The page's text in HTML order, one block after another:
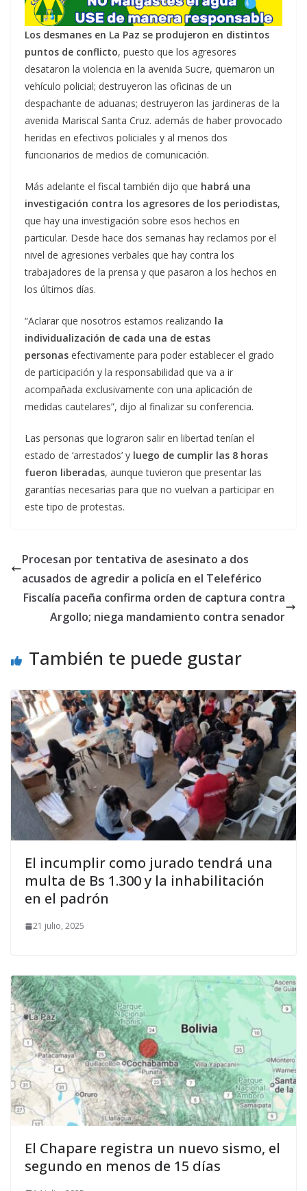
Los desmanes en La Paz se produjeron en distintos
puntos de conflicto, puesto que los agresores
desataron la violencia en la avenida Sucre, quemaron un
vehículo policial; destruyeron las oficinas de un
despachante de aduanas; destruyeron las jardineras de la
avenida Mariscal Santa Cruz. además de haber provocado
heridas en efectivos policiales y al menos dos
funcionarios de medios de comunicación.
Más adelante el fiscal también dijo que habrá una
investigación contra los agresores de los periodistas,
que hay una investigación sobre esos hechos en
particular. Desde hace dos semanas hay reclamos por el
nivel de agresiones verbales que hay contra los
trabajadores de la prensa y que pasaron a los hechos en
los últimos días.
“Aclarar que nosotros estamos realizando la
individualización de cada una de estas
personas efectivamente para poder establecer el grado
de participación y la responsabilidad que va a ir
acompañada exclusivamente con una aplicación de
medidas cautelares”, dijo al finalizar su conferencia.
Las personas que lograron salir en libertad tenían el
estado de ‘arrestados’ y luego de cumplir las 8 horas
fueron liberadas, aunque tuvieron que presentar las
garantías necesarias para que no vuelvan a participar en
este tipo de protestas.
Procesan por tentativa de asesinato a dos
acusados de agredir a policía en el Teleférico
Fiscalía paceña confirma orden de captura contra
Argollo; niega mandamiento contra senador
También te puede gustar
El incumplir como jurado tendrá una
multa de Bs 1.300 y la inhabilitación
en el padrón
21 julio, 2025
El Chapare registra un nuevo sismo, el
segundo en menos de 15 días